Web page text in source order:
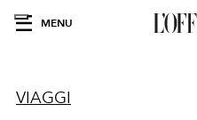
MENU
VIAGGI